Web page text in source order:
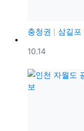
충청권
삼길포 학
등록일
10.14